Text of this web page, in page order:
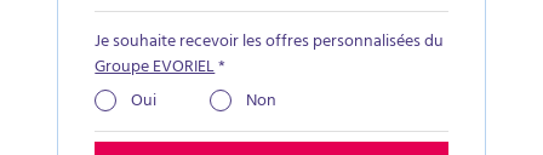
Je souhaite recevoir les offres personnalisées du
Groupe EVORIEL*
Oui
Non